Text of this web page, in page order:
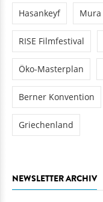
Hasankeyf Mura
RISE Filmfestival
Öko-Masterplan
Berner Konvention
Griechenland
NEWSLETTER ARCHIV